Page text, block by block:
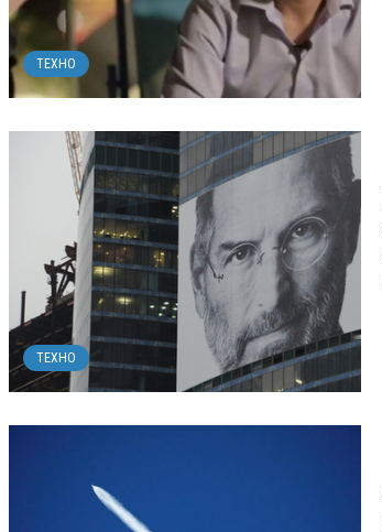
ТЕХНО
ТЕХНО